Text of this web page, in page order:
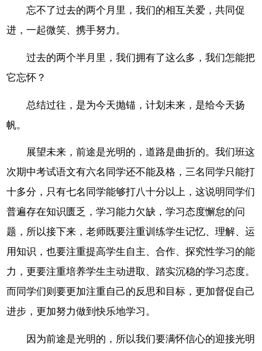
忘不了过去的两个月里，我们的相互关爱，共同促
进，一起微笑、携手努力。
过去的两个半月里，我们拥有了这么多，我们怎能把
它忘怀？
总结过往，是为今天抛锚，计划未来，是给今天扬
帆。
展望未来，前途是光明的，道路是曲折的。我们班这
次期中考试语文有六名同学还不能及格，三名同学只能打
十多分，只有七名同学能够打八十分以上，这说明同学们
普遍存在知识匮乏，学习能力欠缺，学习态度懈怠的问
题，所以接下来，老师既要注重训练学生记忆、理解、运
用知识，也要注重提高学生自主、合作、探究性学习的能
力，更要注重培养学生主动进取、踏实沉稳的学习态度。
而同学们则要更加注重自己的反思和目标，更加督促自己
进步，更加努力做到快乐地学习。
因为前途是光明的，所以我们要满怀信心的迎接光明